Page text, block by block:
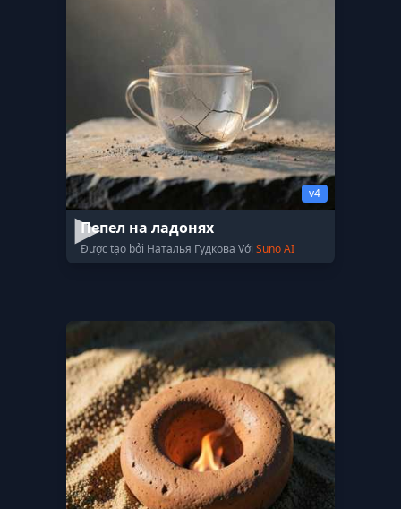
v4
Пепел на ладонях
Được tạo bởi Наталья Гудкова Với Suno AI